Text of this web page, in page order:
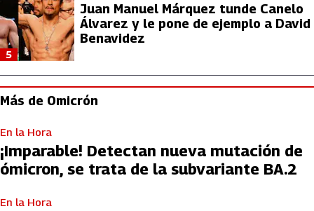
Juan Manuel Márquez tunde Canelo
Álvarez y le pone de ejemplo a David
Benavidez
5
Más de Omicrón
En la Hora
¡Imparable! Detectan nueva mutación de
ómicron, se trata de la subvariante BA.2
En la Hora